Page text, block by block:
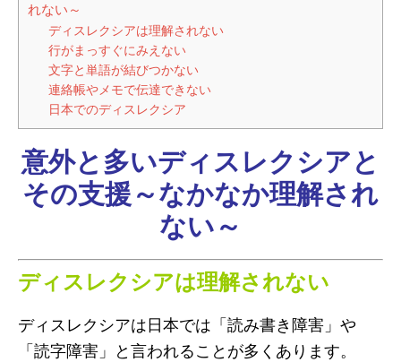
れない～
ディスレクシアは理解されない
行がまっすぐにみえない
文字と単語が結びつかない
連絡帳やメモで伝達できない
日本でのディスレクシア
意外と多いディスレクシアと
その支援～なかなか理解され
ない～
ディスレクシアは理解されない
ディスレクシアは日本では「読み書き障害」や
「読字障害」と言われることが多くあります。